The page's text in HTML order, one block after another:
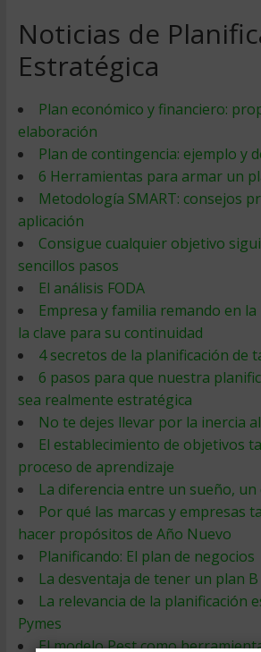
Noticias de
Estratégica
Plan económico y financiero:
elaboración
Plan de contingencia: ejemplo y
6 Herramientas para armar un
Metodología SMART: consejos
aplicación
Consigue cualquier objetivo
sencillos pasos
El análisis FODA
Empresa y familia remando en la
la clave para su continuidad
4 secretos de la planificación de
6 pasos para que nuestra
sea realmente estratégica
No te dejes llevar por la inercia
El establecimiento de objetivos
proceso de aprendizaje
La diferencia entre un sueño, un
Por qué las marcas y empresas
hacer propósitos de Año Nuevo
Planificando: El plan de negocios
La desventaja de tener un plan B
La relevancia de la planificación
Pymes
El modelo Pest como